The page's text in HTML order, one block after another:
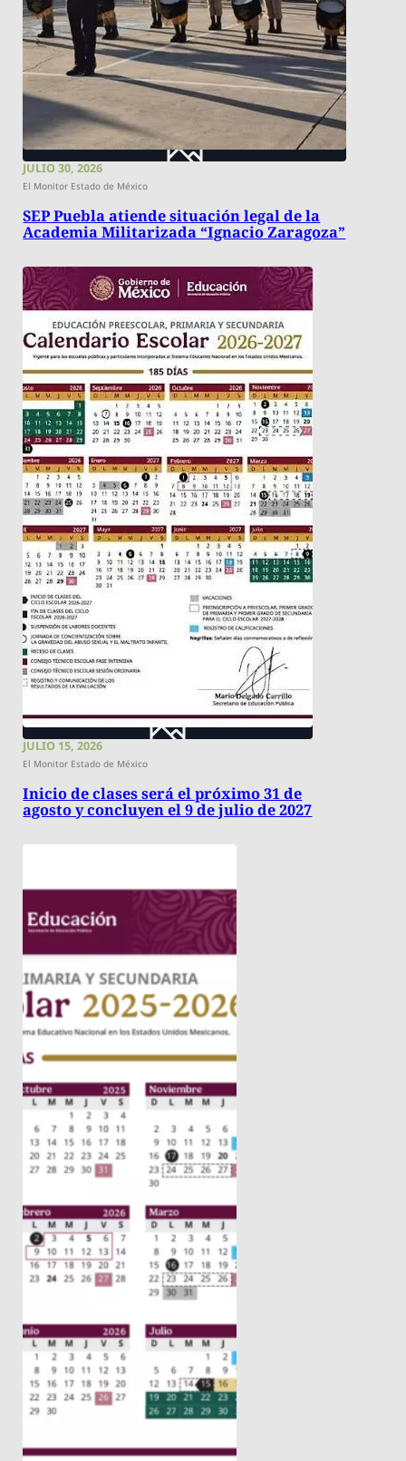
JULIO 30, 2026
El Monitor Estado de México
SEP Puebla atiende situación legal de la
Academia Militarizada “Ignacio Zaragoza”
JULIO 15, 2026
El Monitor Estado de México
Inicio de clases será el próximo 31 de
agosto y concluyen el 9 de julio de 2027